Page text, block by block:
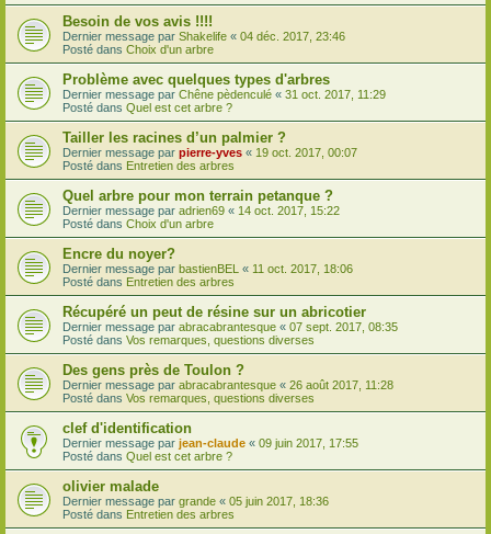
Besoin de vos avis !!!!
Dernier message par Shakelife « 04 déc. 2017, 23:46
Posté dans Choix d'un arbre
Problème avec quelques types d'arbres
Dernier message par Chêne pèdenculé « 31 oct. 2017, 11:29
Posté dans Quel est cet arbre ?
Tailler les racines d’un palmier ?
Dernier message par pierre-yves « 19 oct. 2017, 00:07
Posté dans Entretien des arbres
Quel arbre pour mon terrain petanque ?
Dernier message par adrien69 « 14 oct. 2017, 15:22
Posté dans Choix d'un arbre
Encre du noyer?
Dernier message par bastienBEL « 11 oct. 2017, 18:06
Posté dans Entretien des arbres
Récupéré un peut de résine sur un abricotier
Dernier message par abracabrantesque « 07 sept. 2017, 08:35
Posté dans Vos remarques, questions diverses
Des gens près de Toulon ?
Dernier message par abracabrantesque « 26 août 2017, 11:28
Posté dans Vos remarques, questions diverses
clef d'identification
Dernier message par jean-claude « 09 juin 2017, 17:55
Posté dans Quel est cet arbre ?
olivier malade
Dernier message par grande « 05 juin 2017, 18:36
Posté dans Entretien des arbres